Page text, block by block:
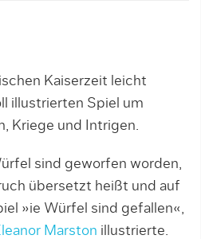
Kaiserzeit leicht
illustrierten Spiel um
Kriege und Intrigen.
sind geworfen worden,
übersetzt heißt und auf
»ie Würfel sind gefallen«,
Marston illustrierte.